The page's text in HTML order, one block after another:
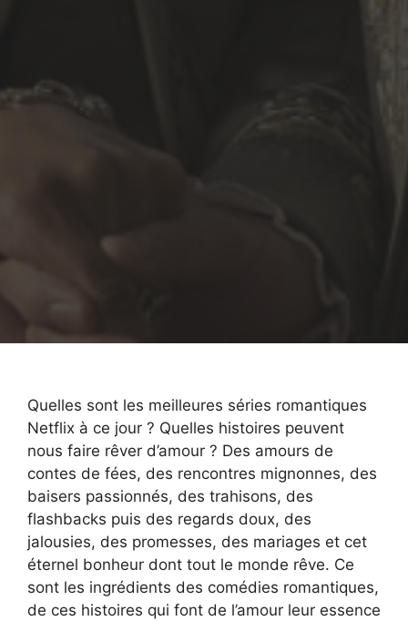
Quelles sont les meilleures séries romantiques
Netflix à ce jour ? Quelles histoires peuvent
nous faire rêver d’amour ? Des amours de
contes de fées, des rencontres mignonnes, des
baisers passionnés, des trahisons, des
flashbacks puis des regards doux, des
jalousies, des promesses, des mariages et cet
éternel bonheur dont tout le monde rêve. Ce
sont les ingrédients des comédies romantiques,
de ces histoires qui font de l’amour leur essence